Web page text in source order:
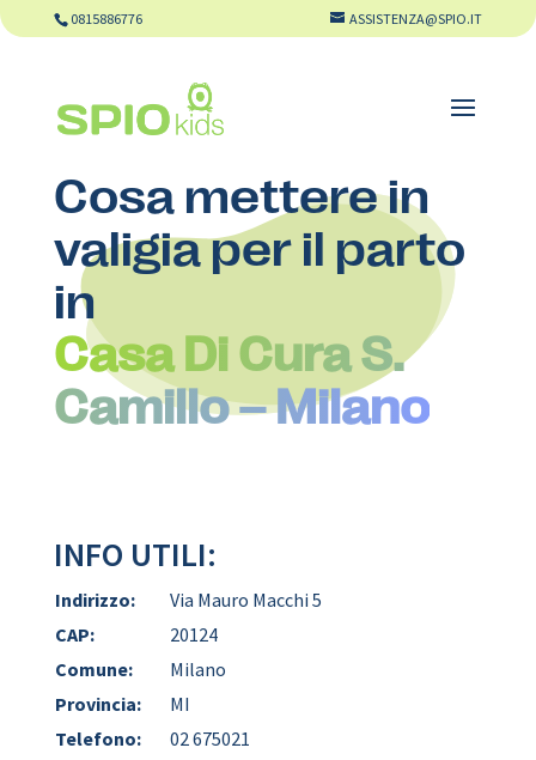
0815886776 ASSISTENZA@SPIO.IT
Cosa mettere in
valigia per il parto
in
Casa Di Cura S.
Camillo – Milano
INFO UTILI:
Indirizzo:
Via Mauro Macchi 5
CAP:
20124
Comune:
Milano
Provincia:
MI
Telefono:
02 675021